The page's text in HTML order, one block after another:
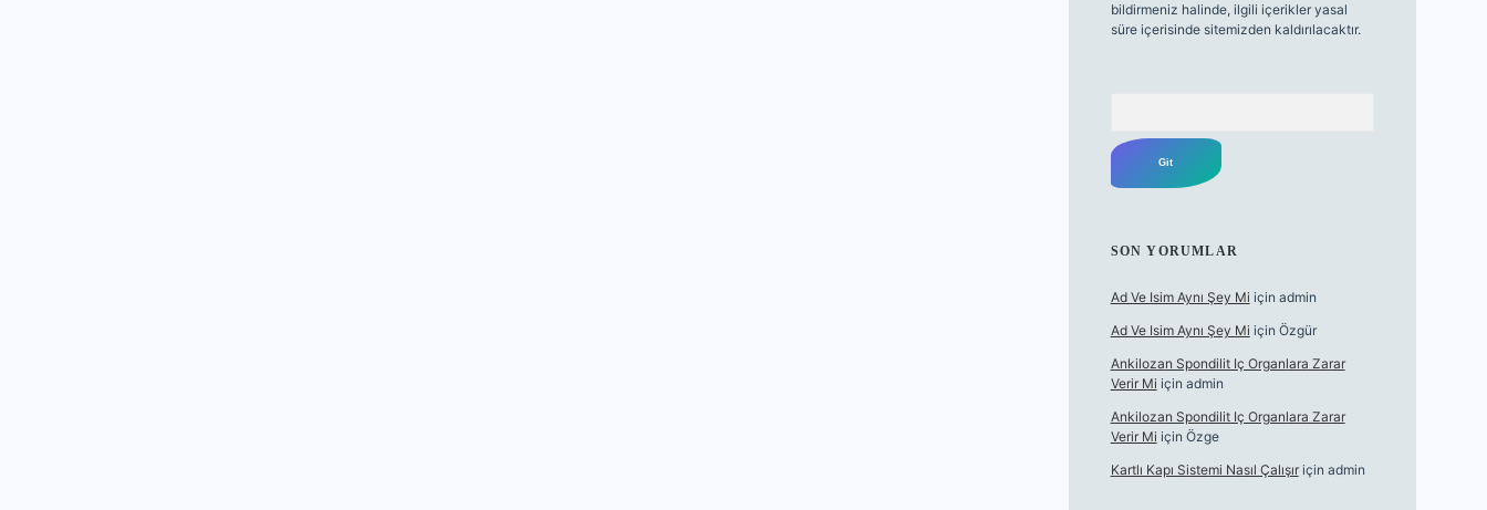
bildirmeniz halinde, ilgili içerikler yasal
süre içerisinde sitemizden kaldırılacaktır.
SON YORUMLAR
Ad Ve Isim Aynı Şey Mi için admin
Ad Ve Isim Aynı Şey Mi için Özgür
Ankilozan Spondilit Iç Organlara Zarar
Verir Mi için admin
Ankilozan Spondilit Iç Organlara Zarar
Verir Mi için Özge
Kartlı Kapı Sistemi Nasıl Çalışıriçin admin